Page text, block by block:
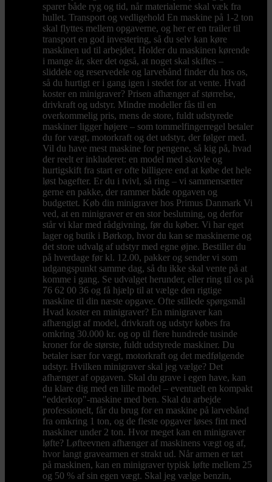
sparer både ryg og tid, når materialerne skal væk fra
hullet. Transport og vedligehold En maskine på 1-2 ton
skal flyttes mellem opgaverne, og her er en trailer til
transport en god investering, så du selv kan køre
maskinen ud til arbejdet. Holder du maskinen kørende
i mange år, sker det også, at noget skal skiftes –
sliddele og reservedele og larvebånd finder du hos os,
så du hurtigt er i gang igen i stedet for at vente. Hvad
koster en minigraver? Prisen afhænger af størrelse,
drivkraft og udstyr. Mindre modeller fås til en
overkommelig pris, mens de store, fuldt udstyrede
maskiner ligger højere – som tommelfingerregel betaler
du for vægt, motorkraft og det udstyr, der følger med.
Vil du have mest maskine for pengene, så kig på, hvad
der reelt er inkluderet: en model med skovle og
hurtigskift fra start er ofte billigere end at købe det hele
løst bagefter. Er du i tvivl, så ring – vi sammensætter
gerne en pakke, der rammer både opgaven og
budgettet. Køb din minigraver hos Primus Danmark Vi
ved, at en minigraver er en stor beslutning, og derfor
står vi klar med rådgivning, før du køber. Vi har eget
lager og butik i Børkop, hvor du kan se maskinerne og
det store udvalg af udstyr med egne øjne. Bestiller du
på hverdage før kl. 12.00, pakker og sender vi som
udgangspunkt samme dag, så du ikke skal vente på at
komme i gang. Se udvalget herunder, eller ring til os på
76 62 00 36 og få hjælp til at vælge den rigtige
maskine til din næste opgave. Ofte stillede spørgsmål
Hvad koster en minigraver? En minigraver kan
afhængigt af model, drivkraft og udstyr købes fra
omkring 30.000 kr. og op til flere hundrede tusinde
kroner for de største, fuldt udstyrede maskiner. Du
betaler især for vægt, motorkraft og det medfølgende
udstyr. Hvilken minigraver skal jeg vælge? Det
afhænger af opgaven. Skal du grave i egen have, kan
du klare dig med en lille model – eventuelt en kompakt
"edderkop"-maskine med ben. Skal du arbejde
professionelt, får du brug for en maskine på larvebånd
fra omkring 1 ton, og de fleste opgaver løses fint med
maskiner under 2 ton. Hvor meget kan en minigraver
løfte? Løfteevnen afhænger af maskinens vægt og af,
hvor langt gravearmen er strakt ud. Når armen er tæt
på maskinen, kan en minigraver typisk løfte mellem 25
og 50 % af sin egen vægt. Skal jeg vælge benzin,